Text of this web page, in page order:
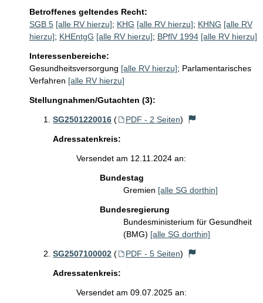
Betroffenes geltendes Recht:
SGB 5 [alle RV hierzu]; KHG [alle RV hierzu]; KHNG [alle RV
hierzu]; KHEntgG [alle RV hierzu]; BPflV 1994 [alle RV hierzu]
Interessenbereiche:
Gesundheitsversorgung [alle RV hierzu]; Parlamentarisches
Verfahren [alle RV hierzu]
Stellungnahmen/Gutachten (3):
SG2501220016 ( PDF - 2 Seiten)
Adressatenkreis:
Versendet am 12.11.2024 an:
Bundestag
Gremien [alle SG dorthin]
Bundesregierung
Bundesministerium für Gesundheit
(BMG) [alle SG dorthin]
SG2507100002 ( PDF - 5 Seiten)
Adressatenkreis:
Versendet am 09.07.2025 an: